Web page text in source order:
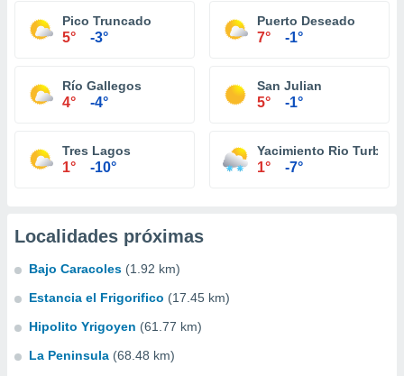
Pico Truncado
5° -3°
Puerto Deseado
7° -1°
Río Gallegos
4° -4°
San Julian
5° -1°
Tres Lagos
1° -10°
Yacimiento Rio Turbio
1° -7°
Localidades próximas
Bajo Caracoles (1.92 km)
Estancia el Frigorifico (17.45 km)
Hipolito Yrigoyen (61.77 km)
La Peninsula (68.48 km)